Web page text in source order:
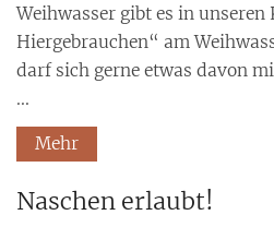
Weihwasser gibt es in
Hiergebrauchen“ am
darf sich gerne etwas davon
...
Mehr
Naschen erlaubt!